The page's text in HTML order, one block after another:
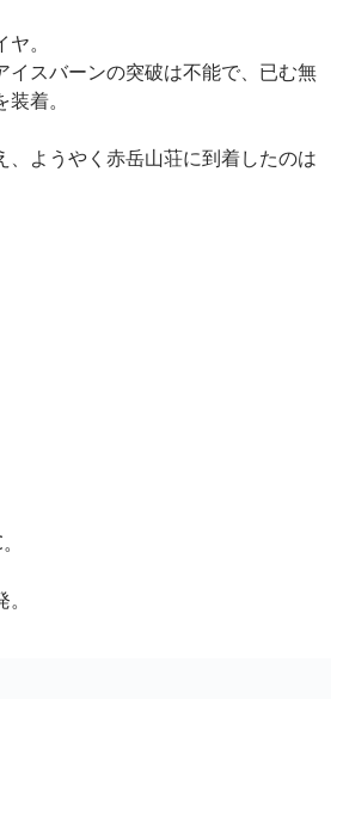
。
イスバーンの突破は不能で、已む無
着。
、ようやく赤岳山荘に到着したのは